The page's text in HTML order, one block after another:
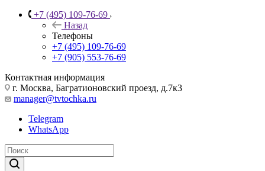
+7 (495) 109-76-69
Назад
Телефоны
+7 (495) 109-76-69
+7 (905) 553-76-69
Контактная информация
г. Москва, Багратионовский проезд, д.7к3
manager@tvtochka.ru
Telegram
WhatsApp